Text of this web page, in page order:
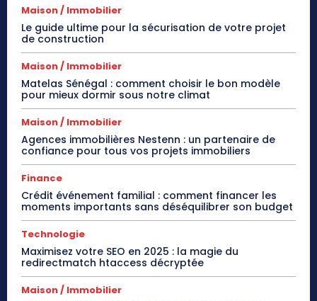
Maison / Immobilier
Le guide ultime pour la sécurisation de votre projet
de construction
Maison / Immobilier
Matelas Sénégal : comment choisir le bon modèle
pour mieux dormir sous notre climat
Maison / Immobilier
Agences immobilières Nestenn : un partenaire de
confiance pour tous vos projets immobiliers
Finance
Crédit événement familial : comment financer les
moments importants sans déséquilibrer son budget
Technologie
Maximisez votre SEO en 2025 : la magie du
redirectmatch htaccess décryptée
Maison / Immobilier